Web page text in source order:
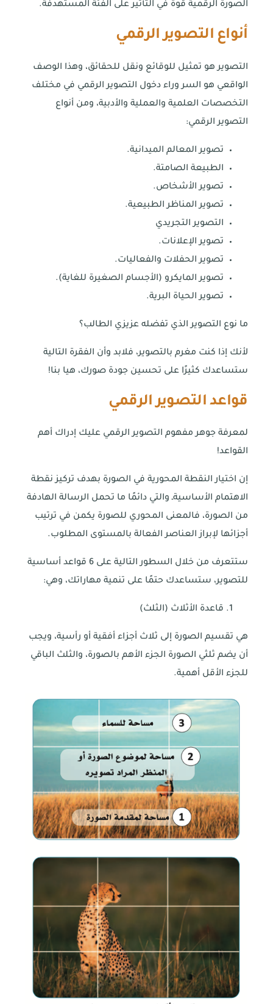
الصورة الرقمية قوة في التأثير على الفئة المستهدفة.
أنواع التصوير الرقمي
التصوير هو تمثيل للوقائع ونقل للحقائق، وهذا الوصف
الواقعي هو السر وراء دخول التصوير الرقمي في مختلف
التخصصات العلمية والعملية والأدبية، ومن أنواع
التصوير الرقمي:
تصوير المعالم الميدانية.
الطبيعة الصامتة.
تصوير الأشخاص.
تصوير المناظر الطبيعية.
التصوير التجريدي
تصوير الإعلانات.
تصوير الحفلات والفعاليات.
تصوير المايكرو (الأجسام الصغيرة للغاية).
تصوير الحياة البرية.
ما نوع التصوير الذي تفضله عزيزي الطالب؟
لأنك إذا كنت مغرم بالتصوير، فلابد وأن الفقرة التالية
ستساعدك كثيرًا على تحسين جودة صورك، هيا بنا!
قواعد التصوير الرقمي
لمعرفة جوهر مفهوم التصوير الرقمي عليك إدراك أهم
القواعد!
إن اختيار النقطة المحورية في الصورة بهدف تركيز نقطة
الاهتمام الأساسيةـ والتي دائمًا ما تحمل الرسالة الهادفة
من الصورة، فالمعنى المحوري للصورة يكمن في ترتيب
أجزائها لإبراز العناصر الفعالة بالمستوى المطلوب.
ستتعرف من خلال السطور التالية على 6 قواعد أساسية
للتصوير، ستساعدك حتمًا على تنمية مهاراتك، وهي:
قاعدة الأثلاث (الثلث)
هي تقسيم الصورة إلى ثلاث أجزاء أفقية أو رأسية، ويجب
أن يضم ثلثي الصورة الجزء الأهم بالصورة، والثلث الباقي
للجزء الأقل أهمية.